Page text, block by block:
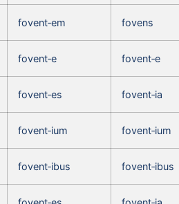
fovent‑em fovens
fovent‑e fovent‑e
fovent‑es fovent‑ia
fovent‑ium fovent‑ium
fovent‑ibus fovent‑ibus